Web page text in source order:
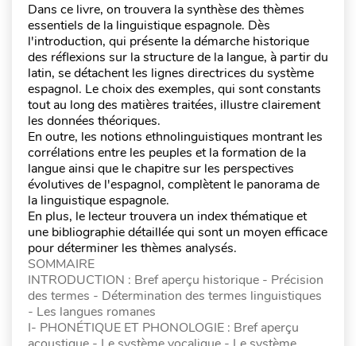
Dans ce livre, on trouvera la synthèse des thèmes
essentiels de la linguistique espagnole. Dès
l'introduction, qui présente la démarche historique
des réflexions sur la structure de la langue, à partir du
latin, se détachent les lignes directrices du système
espagnol. Le choix des exemples, qui sont constants
tout au long des matières traitées, illustre clairement
les données théoriques.
En outre, les notions ethnolinguistiques montrant les
corrélations entre les peuples et la formation de la
langue ainsi que le chapitre sur les perspectives
évolutives de l'espagnol, complètent le panorama de
la linguistique espagnole.
En plus, le lecteur trouvera un index thématique et
une bibliographie détaillée qui sont un moyen efficace
pour déterminer les thèmes analysés.
SOMMAIRE
INTRODUCTION : Bref aperçu historique - Précision
des termes - Détermination des termes linguistiques
- Les langues romanes
I- PHONÉTIQUE ET PHONOLOGIE : Bref aperçu